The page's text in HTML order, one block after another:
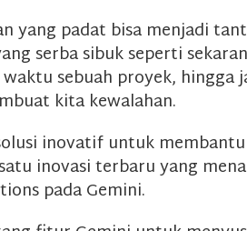
yang padat bisa menjadi
serba sibuk seperti
sebuah proyek, hingga
kita kewalahan.
inovatif untuk
inovasi terbaru yang
pada Gemini.